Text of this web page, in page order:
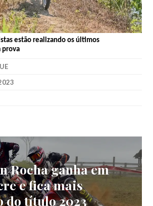
estão realizando os últimos
prova
Rocha ganha em
e fica mais
do título 2023